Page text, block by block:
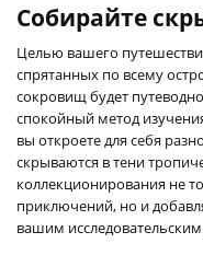
Собирайте
Целью вашего
спрятанных по всему
сокровищ будет
спокойный метод
вы откроете для себя
скрываются в тени
коллекционирования не
приключений, но и
вашим